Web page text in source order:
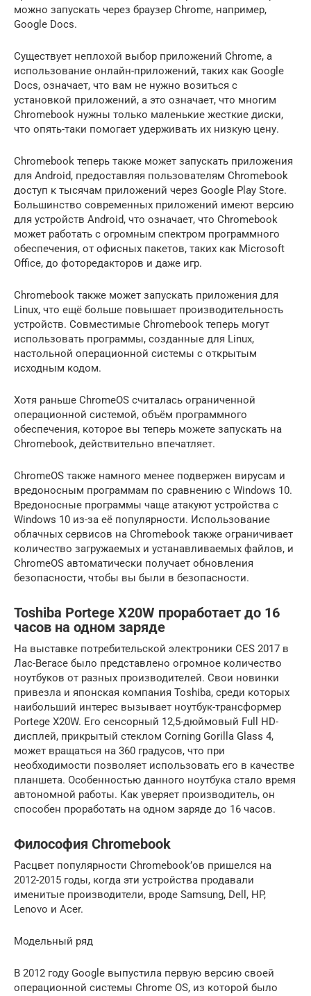
можно запускать через браузер Chrome, например,
Google Docs.
Существует неплохой выбор приложений Chrome, а
использование онлайн-приложений, таких как Google
Docs, означает, что вам не нужно возиться с
установкой приложений, а это означает, что многим
Chromebook нужны только маленькие жесткие диски,
что опять-таки помогает удерживать их низкую цену.
Chromebook теперь также может запускать приложения
для Android, предоставляя пользователям Chromebook
доступ к тысячам приложений через Google Play Store.
Большинство современных приложений имеют версию
для устройств Android, что означает, что Chromebook
может работать с огромным спектром программного
обеспечения, от офисных пакетов, таких как Microsoft
Office, до фоторедакторов и даже игр.
Chromebook также может запускать приложения для
Linux, что ещё больше повышает производительность
устройств. Совместимые Chromebook теперь могут
использовать программы, созданные для Linux,
настольной операционной системы с открытым
исходным кодом.
Хотя раньше ChromeOS считалась ограниченной
операционной системой, объём программного
обеспечения, которое вы теперь можете запускать на
Chromebook, действительно впечатляет.
ChromeOS также намного менее подвержен вирусам и
вредоносным программам по сравнению с Windows 10.
Вредоносные программы чаще атакуют устройства с
Windows 10 из-за её популярности. Использование
облачных сервисов на Chromebook также ограничивает
количество загружаемых и устанавливаемых файлов, и
ChromeOS автоматически получает обновления
безопасности, чтобы вы были в безопасности.
Toshiba Portege X20W проработает до 16
часов на одном заряде
На выставке потребительской электроники CES 2017 в
Лас-Вегасе было представлено огромное количество
ноутбуков от разных производителей. Свои новинки
привезла и японская компания Toshiba, среди которых
наибольший интерес вызывает ноутбук-трансформер
Portege X20W. Его сенсорный 12,5-дюймовый Full HD-
дисплей, прикрытый стеклом Corning Gorilla Glass 4,
может вращаться на 360 градусов, что при
необходимости позволяет использовать его в качестве
планшета. Особенностью данного ноутбука стало время
автономной работы. Как уверяет производитель, он
способен проработать на одном заряде до 16 часов.
Философия Chromebook
Расцвет популярности Chromebook’ов пришелся на
2012-2015 годы, когда эти устройства продавали
именитые производители, вроде Samsung, Dell, HP,
Lenovo и Acer.
Модельный ряд
В 2012 году Google выпустила первую версию своей
операционной системы Chrome OS, из которой было